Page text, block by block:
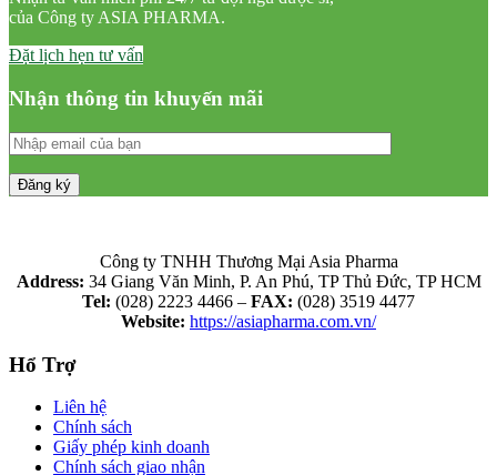
của Công ty ASIA PHARMA.
Đặt lịch hẹn tư vấn
Nhận thông tin khuyến mãi
Công ty TNHH Thương Mại Asia Pharma
Address: 34 Giang Văn Minh, P. An Phú, TP Thủ Đức, TP HCM
Tel: (028) 2223 4466 – FAX: (028) 3519 4477
Website: https://asiapharma.com.vn/
Hổ Trợ
Liên hệ
Chính sách
Giấy phép kinh doanh
Chính sách giao nhận